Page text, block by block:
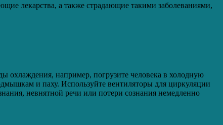
лекарства, а также страдающие такими заболеваниями,
охлаждения, например, погрузите человека в холодную
и паху. Используйте вентиляторы для циркуляции
невнятной речи или потери сознания немедленно